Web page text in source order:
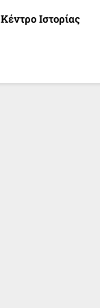
Κέντρο Ιστορίας